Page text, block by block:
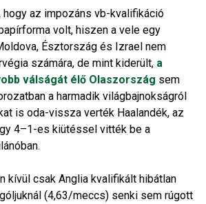
hogy az impozáns vb-kvalifikáció
volt, hiszen a vele egy
Észtország és Izrael nem
számára, de mint kiderült, a
válságát élő Olaszország sem
a harmadik világbajnokságról
is oda-vissza verték Haalandék, az
4–1-es kiütéssel vitték be a
kívül csak Anglia kvalifikált hibátlan
(4,63/meccs) senki sem rúgott